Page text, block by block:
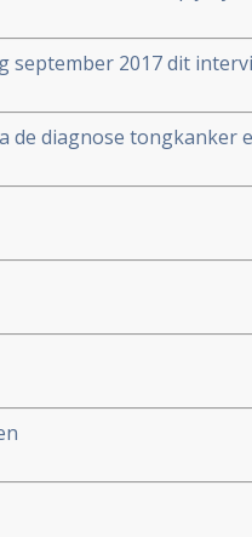
september 2017 dit
de diagnose tongkanker